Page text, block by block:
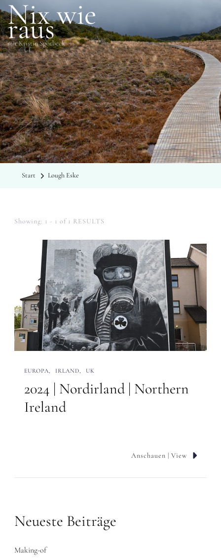
Nix wie
raus
mit Kristin Sporbeck
SCHLAGWÖRTER
Lough Eske
Start Lough Eske
Showing: 1 - 1 of 1 RESULTS
EUROPA IRLAND UK
2024 | Nordirland | Northern
Ireland
Anschauen | View
Neueste Beiträge
Making-of